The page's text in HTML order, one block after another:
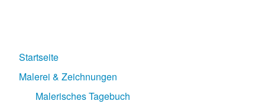
Startseite
Malerei & Zeichnungen
Malerisches Tagebuch